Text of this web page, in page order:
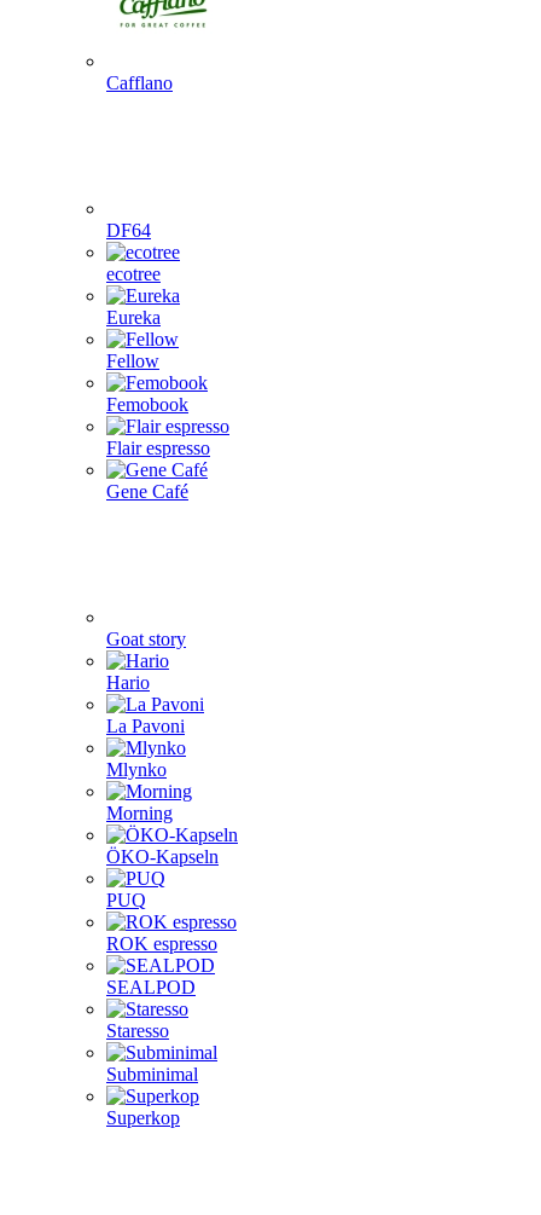
Cafflano
DF64
ecotree
Eureka
Fellow
Femobook
Flair espresso
Gene Café
Goat story
Hario
La Pavoni
Mlynko
Morning
ÖKO-Kapseln
PUQ
ROK espresso
SEALPOD
Staresso
Subminimal
Superkop